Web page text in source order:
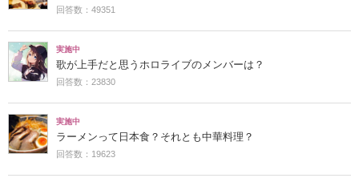
回答数：49351
実施中
歌が上手だと思うホロライブのメンバーは？
回答数：23830
実施中
ラーメンって日本食？それとも中華料理？
回答数：19623